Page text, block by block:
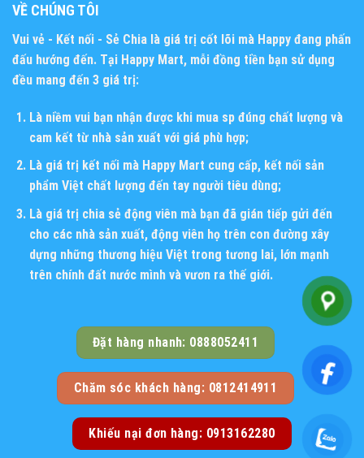
VỀ CHÚNG TÔI
Vui vẻ - Kết nối - Sẻ Chia là giá trị cốt lõi mà Happy đang phấn
đấu hướng đến. Tại Happy Mart, mỗi đồng tiền bạn sử dụng
đều mang đến 3 giá trị:
Là niềm vui bạn nhận được khi mua sp đúng chất lượng và
cam kết từ nhà sản xuất với giá phù hợp;
Là giá trị kết nối mà Happy Mart cung cấp, kết nối sản
phẩm Việt chất lượng đến tay người tiêu dùng;
Là giá trị chia sẻ động viên mà bạn đã gián tiếp gửi đến
cho các nhà sản xuất, động viên họ trên con đường xây
dựng những thương hiệu Việt trong tương lai, lớn mạnh
trên chính đất nước mình và vươn ra thế giới.
Đặt hàng nhanh: 0888052411
Chăm sóc khách hàng: 0812414911
Khiếu nại đơn hàng: 0913162280